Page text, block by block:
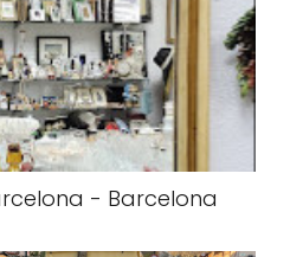
- Barcelona